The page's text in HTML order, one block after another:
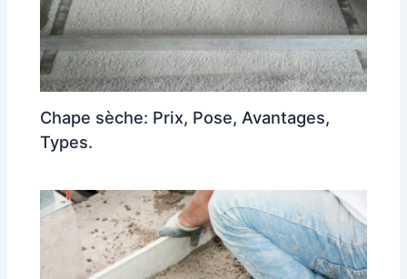
Chape sèche: Prix, Pose, Avantages,
Types.